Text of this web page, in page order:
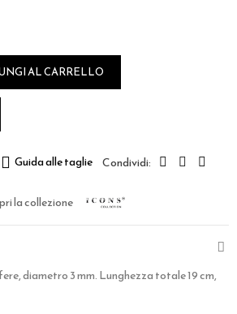
AL CARRELLO
Guida alle taglie
la collezione
diametro 3 mm. Lunghezza totale 19 cm,